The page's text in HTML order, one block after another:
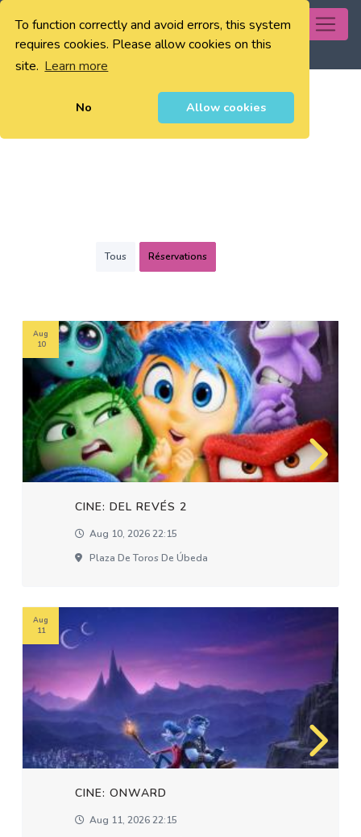
To function correctly and avoid errors, this system
requires cookies. Please allow cookies on this
site. Learn more
No Allow cookies
0
Tous Réservations
CINE: DEL REVÉS 2
Aug 10, 2026 22:15
Plaza De Toros De Úbeda
Aug
10
CINE: ONWARD
Aug 11, 2026 22:15
Aug
11